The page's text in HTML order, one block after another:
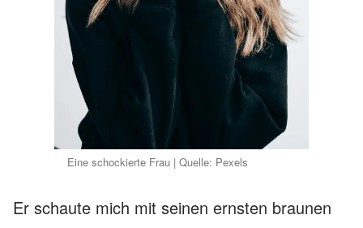
Eine schockierte Frau | Quelle: Pexels
Er schaute mich mit seinen ernsten braunen